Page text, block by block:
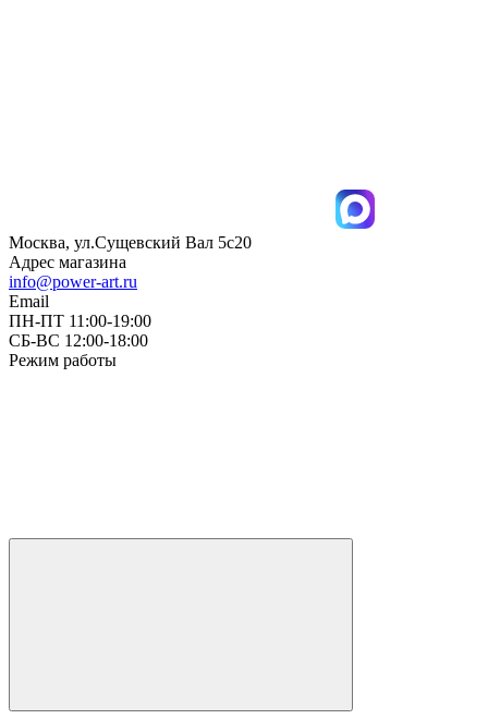
Москва, ул.Сущевский Вал 5с20
Адрес магазина
info@power-art.ru
Email
ПН-ПТ 11:00-19:00
СБ-ВС 12:00-18:00
Режим работы